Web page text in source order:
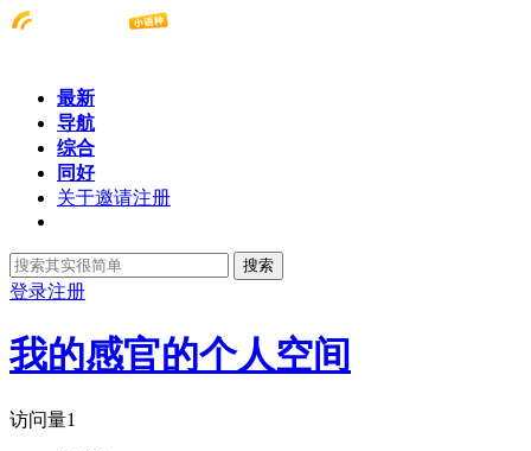
最新
导航
综合
同好
关于邀请注册
搜索
登录注册
我的感官的个人空间
访问量1